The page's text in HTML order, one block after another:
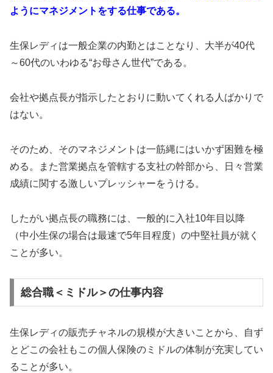
ようにマネジメントをする仕事である。
生保レディは一般企業の内勤とはことなり、大半が40代
～60代のいわゆる“お母さん世代”である。
会社や拠点長が指示したとおりに動いてくれる人ばかりで
はない。
そのため、そのマネジメントは一筋縄にはいかず困難を極
める。また営業拠点を管轄する支社の幹部から、日々営業
成績に関する激しいプレッシャーをうける。
したがい拠点長の職務には、一般的に入社10年目以降
（中小生保の場合は最速で5年目程度）の中堅社員が就く
ことが多い。
総合職＜ミドル＞の仕事内容
生保レディの販売チャネルの規模が大きいことから、自ず
とどこの会社もこの個人保険のミドルの体制が充実してい
ることが多い。